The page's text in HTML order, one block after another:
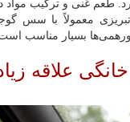
طعم غنی و ترکیب
تبریزی معمولاً با سس
بسیار مناسب
علاقه